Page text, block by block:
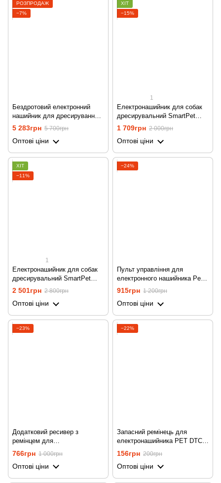
РОЗПРОДАЖ
−7%
Бездротовий електронний
нашийник для дресирування
собак з електронним
парканом Petainer WDF-886
5 283грн 5 700грн
Оптові ціни
ХІТ
−15%
1
Електронашийник для собак
дресирувальний SmartPet
DTC-800, водостійкий, з 1
нашийником
1 709грн 2 000грн
Оптові ціни
ХІТ
−11%
1
Електронашийник для собак
дресирувальний SmartPet
DTC-800-2, водостійкий, з 2
нашийниками
2 501грн 2 800грн
Оптові ціни
−24%
Пульт управління для
електронного нашийника Pet
DTC-800, на 433 мГц
915грн 1 200грн
Оптові ціни
−23%
Додатковий ресивер з
ремінцем для
електронашийника Pet DTC-
800 на 433 мГц,
766грн 1 000грн
Оптові ціни
−22%
Запасний ремінець для
електронашийника PET DTC-
800, Чорний
156грн 200грн
Оптові ціни